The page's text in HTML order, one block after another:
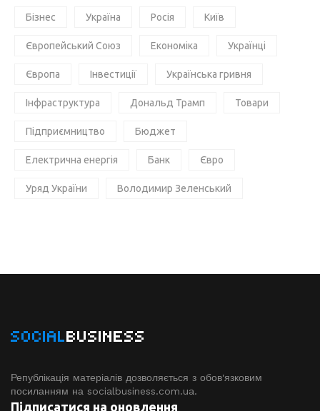
Бізнес Україна Росія Київ
Європейський Союз Економіка Українці
Європа Інвестиції Українська гривня
Інфраструктура Дональд Трамп Товари
Підприємництво Бюджет
Електрична енергія Банк Євро
Уряд України Володимир Зеленський
SOCIALBUSINESS
Републікація матеріалів дозволяється з обов'язковим
посиланням на socialbusiness.com.ua.
Підписатися на оновлення